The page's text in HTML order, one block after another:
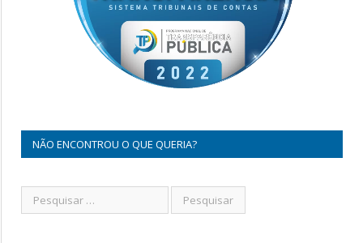
NÃO ENCONTROU O QUE QUERIA?